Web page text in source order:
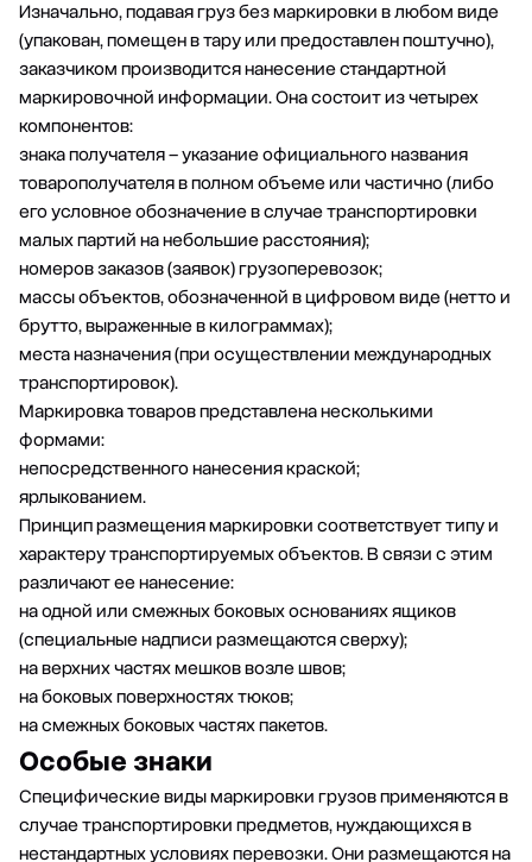
Изначально, подавая груз без маркировки в любом виде
(упакован, помещен в тару или предоставлен поштучно),
заказчиком производится нанесение стандартной
маркировочной информации. Она состоит из четырех
компонентов:
знака получателя – указание официального названия
товарополучателя в полном объеме или частично (либо
его условное обозначение в случае транспортировки
малых партий на небольшие расстояния);
номеров заказов (заявок) грузоперевозок;
массы объектов, обозначенной в цифровом виде (нетто и
брутто, выраженные в килограммах);
места назначения (при осуществлении международных
транспортировок).
Маркировка товаров представлена несколькими
формами:
непосредственного нанесения краской;
ярлыкованием.
Принцип размещения маркировки соответствует типу и
характеру транспортируемых объектов. В связи с этим
различают ее нанесение:
на одной или смежных боковых основаниях ящиков
(специальные надписи размещаются сверху);
на верхних частях мешков возле швов;
на боковых поверхностях тюков;
на смежных боковых частях пакетов.
Особые знаки
Специфические виды маркировки грузов применяются в
случае транспортировки предметов, нуждающихся в
нестандартных условиях перевозки. Они размещаются на